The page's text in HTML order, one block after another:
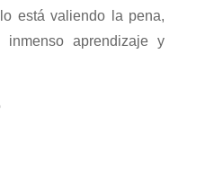
está valiendo la pena,
aprendizaje y